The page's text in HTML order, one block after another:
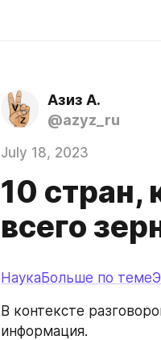
Азиз А.
@azyz_ru
July 18, 2023
10
всего
НаукаБольше по теме
В контексте
информация.